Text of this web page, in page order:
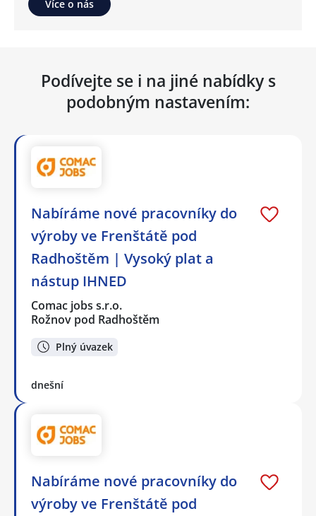
Více o nás
Podívejte se i na jiné nabídky s
podobným nastavením:
Nabíráme nové pracovníky do
výroby ve Frenštátě pod
Radhoštěm | Vysoký plat a
nástup IHNED
Comac jobs s.r.o.
Rožnov pod Radhoštěm
Plný úvazek
dnešní
Nabíráme nové pracovníky do
výroby ve Frenštátě pod